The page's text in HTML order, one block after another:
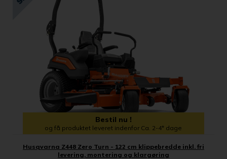
Bestil nu !
og få produktet leveret indenfor Ca. 2-4* dage
Husqvarna Z448 Zero Turn - 122 cm klippebredde inkl. fri
levering, montering og klargøring